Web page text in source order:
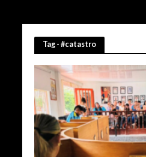
Tag - #catastro